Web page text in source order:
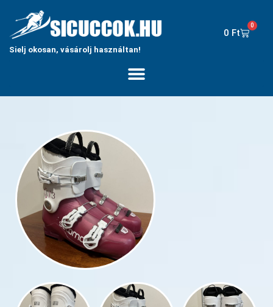
Sielj okosan, vásárolj használtan!
0 Ft
0